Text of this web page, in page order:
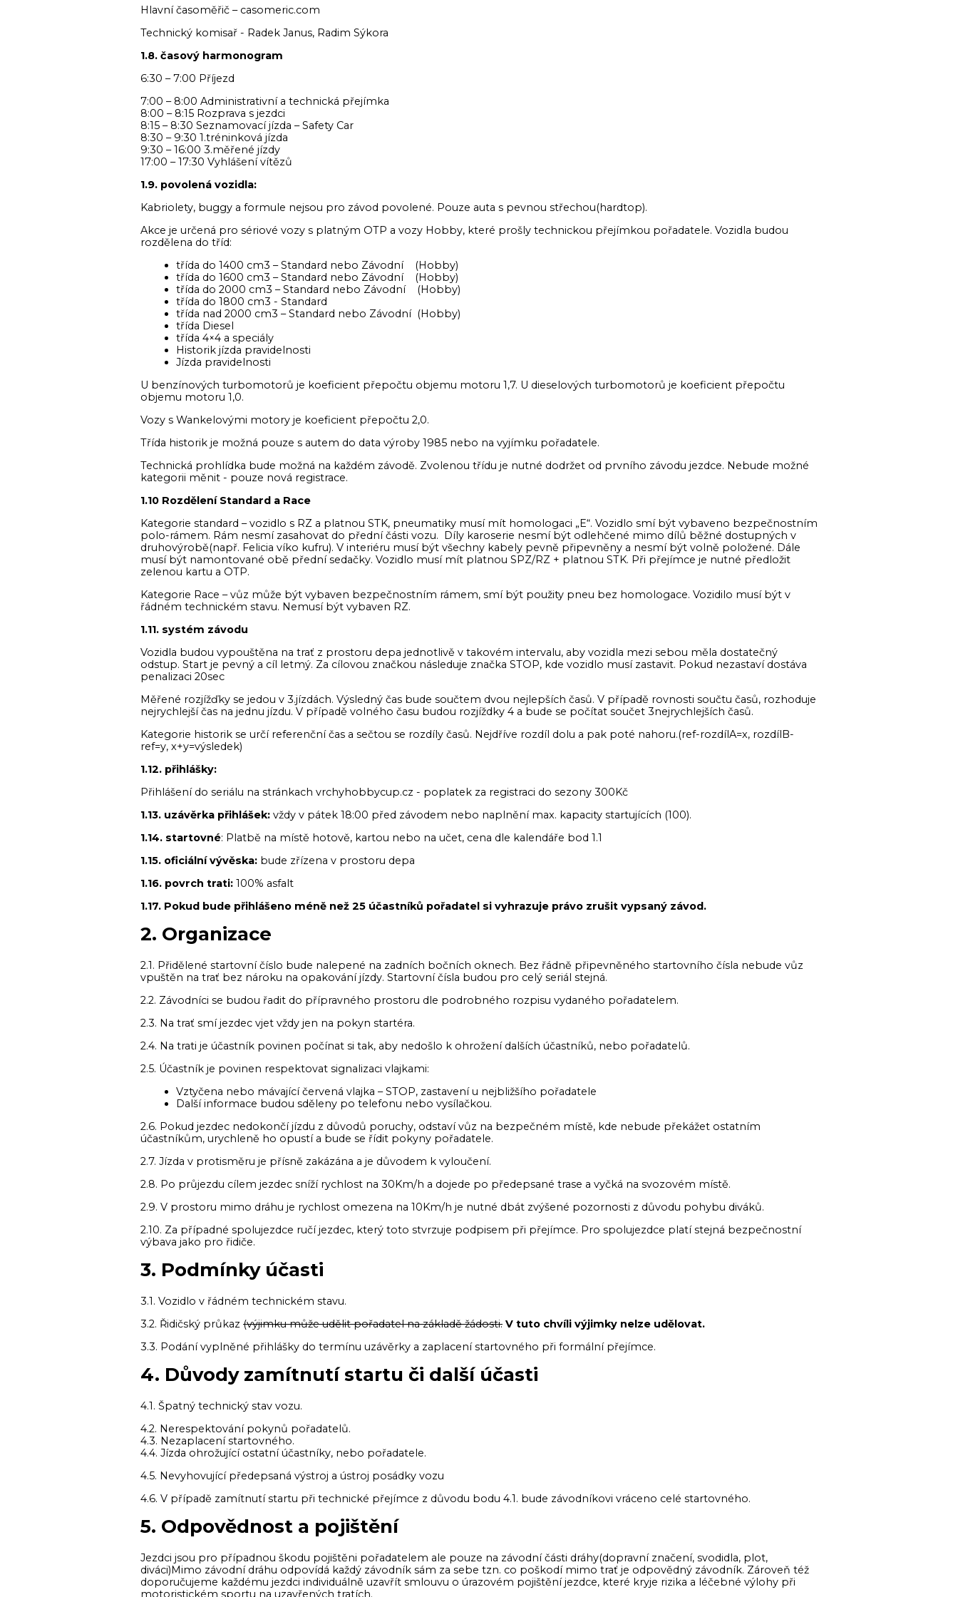
Hlavní časoměřič – casomeric.com
Technický komisař - Radek Janus, Radim Sýkora
1.8. časový harmonogram
6:30 – 7:00 Příjezd
7:00 – 8:00 Administrativní a technická přejímka
8:00 – 8:15 Rozprava s jezdci
8:15 – 8:30 Seznamovací jízda – Safety Car
8:30 – 9:30 1.tréninková jízda
9:30 – 16:00 3.měřené jízdy
17:00 – 17:30 Vyhlášení vítězů
1.9. povolená vozidla:
Kabriolety, buggy a formule nejsou pro závod povolené. Pouze auta s pevnou střechou(hardtop).
Akce je určená pro sériové vozy s platným OTP a vozy Hobby, které prošly technickou přejímkou pořadatele. Vozidla budou
rozdělena do tříd:
třída do 1400 cm3 – Standard nebo Závodní (Hobby)
třída do 1600 cm3 – Standard nebo Závodní (Hobby)
třída do 2000 cm3 – Standard nebo Závodní (Hobby)
třída do 1800 cm3 - Standard
třída nad 2000 cm3 – Standard nebo Závodní (Hobby)
třída Diesel
třída 4×4 a speciály
Historik jízda pravidelnosti
Jízda pravidelnosti
U benzínových turbomotorů je koeficient přepočtu objemu motoru 1,7. U dieselových turbomotorů je koeficient přepočtu
objemu motoru 1,0.
Vozy s Wankelovými motory je koeficient přepočtu 2,0.
Třída historik je možná pouze s autem do data výroby 1985 nebo na vyjímku pořadatele.
Technická prohlídka bude možná na každém závodě. Zvolenou třídu je nutné dodržet od prvního závodu jezdce. Nebude možné
kategorii měnit - pouze nová registrace.
1.10 Rozdělení Standard a Race
Kategorie standard – vozidlo s RZ a platnou STK, pneumatiky musí mít homologaci „E“. Vozidlo smí být vybaveno bezpečnostním
polo-rámem. Rám nesmí zasahovat do přední části vozu. Díly karoserie nesmí být odlehčené mimo dílů běžné dostupných v
druhovýrobě(např. Felicia víko kufru). V interiéru musí být všechny kabely pevně připevněny a nesmí být volně položené. Dále
musí být namontované obě přední sedačky. Vozidlo musí mít platnou SPZ/RZ + platnou STK. Při přejímce je nutné předložit
zelenou kartu a OTP.
Kategorie Race – vůz může být vybaven bezpečnostním rámem, smí být použity pneu bez homologace. Vozidilo musí být v
řádném technickém stavu. Nemusí být vybaven RZ.
1.11. systém závodu
Vozidla budou vypouštěna na trať z prostoru depa jednotlivě v takovém intervalu, aby vozidla mezi sebou měla dostatečný
odstup. Start je pevný a cíl letmý. Za cílovou značkou následuje značka STOP, kde vozidlo musí zastavit. Pokud nezastaví dostáva
penalizaci 20sec
Měřené rozjížďky se jedou v 3.jízdách. Výsledný čas bude součtem dvou nejlepších časů. V případě rovnosti součtu časů, rozhoduje
nejrychlejší čas na jednu jízdu. V případě volného času budou rozjíždky 4 a bude se počítat součet 3nejrychlejších časů.
Kategorie historik se určí referenční čas a sečtou se rozdíly časů. Nejdříve rozdíl dolu a pak poté nahoru.(ref-rozdílA=x, rozdílB-
ref=y, x+y=výsledek)
1.12. přihlášky:
Přihlášení do seriálu na stránkach vrchyhobbycup.cz - poplatek za registraci do sezony 300Kč
1.13. uzávěrka přihlášek: vždy v pátek 18:00 před závodem nebo naplnění max. kapacity startujících (100).
1.14. startovné: Platbě na místě hotově, kartou nebo na učet, cena dle kalendáře bod 1.1
1.15. oficiální vývěska: bude zřízena v prostoru depa
1.16. povrch trati: 100% asfalt
1.17. Pokud bude přihlášeno méně než 25 účastníků pořadatel si vyhrazuje právo zrušit vypsaný závod.
2. Organizace
2.1. Přidělené startovní číslo bude nalepené na zadních bočních oknech. Bez řádně připevněného startovního čísla nebude vůz
vpuštěn na trať bez nároku na opakování jízdy. Startovní čísla budou pro celý seriál stejná.
2.2. Závodníci se budou řadit do přípravného prostoru dle podrobného rozpisu vydaného pořadatelem.
2.3. Na trať smí jezdec vjet vždy jen na pokyn startéra.
2.4. Na trati je účastník povinen počínat si tak, aby nedošlo k ohrožení dalších účastníků, nebo pořadatelů.
2.5. Účastník je povinen respektovat signalizaci vlajkami:
Vztyčena nebo mávající červená vlajka – STOP, zastavení u nejbližšího pořadatele
Další informace budou sděleny po telefonu nebo vysílačkou.
2.6. Pokud jezdec nedokončí jízdu z důvodů poruchy, odstaví vůz na bezpečném místě, kde nebude překážet ostatním
účastníkům, urychleně ho opustí a bude se řídit pokyny pořadatele.
2.7. Jízda v protisměru je přísně zakázána a je důvodem k vyloučení.
2.8. Po průjezdu cílem jezdec sníží rychlost na 30Km/h a dojede po předepsané trase a vyčká na svozovém místě.
2.9. V prostoru mimo dráhu je rychlost omezena na 10Km/h je nutné dbát zvýšené pozornosti z důvodu pohybu diváků.
2.10. Za případné spolujezdce ručí jezdec, který toto stvrzuje podpisem při přejímce. Pro spolujezdce platí stejná bezpečnostní
výbava jako pro řidiče.
3. Podmínky účasti
3.1. Vozidlo v řádném technickém stavu.
3.2. Řidičský průkaz (výjimku může udělit pořadatel na základě žádosti. V tuto chvíli výjimky nelze udělovat.
3.3. Podání vyplněné přihlášky do termínu uzávěrky a zaplacení startovného při formální přejímce.
4. Důvody zamítnutí startu či další účasti
4.1. Špatný technický stav vozu.
4.2. Nerespektování pokynů pořadatelů.
4.3. Nezaplacení startovného.
4.4. Jízda ohrožující ostatní účastníky, nebo pořadatele.
4.5. Nevyhovující předepsaná výstroj a ústroj posádky vozu
4.6. V případě zamítnutí startu při technické přejímce z důvodu bodu 4.1. bude závodníkovi vráceno celé startovného.
5. Odpovědnost a pojištění
Jezdci jsou pro případnou škodu pojištěni pořadatelem ale pouze na závodní části dráhy(dopravní značení, svodidla, plot,
diváci)Mimo závodní dráhu odpovídá každý závodník sám za sebe tzn. co poškodí mimo trať je odpovědný závodník. Zároveň též
doporučujeme každému jezdci individuálně uzavřít smlouvu o úrazovém pojištění jezdce, které kryje rizika a léčebné výlohy při
motoristickém sportu na uzavřených tratích.